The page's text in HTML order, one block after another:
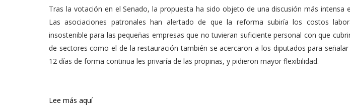
Tras la votación en el Senado, la propuesta ha sido objeto de una discusión más intensa
Las asociaciones patronales han alertado de que la reforma subiría los costos
insostenible para las pequeñas empresas que no tuvieran suficiente personal con que
de sectores como el de la restauración también se acercaron a los diputados para
12 días de forma continua les privaría de las propinas, y pidieron mayor flexibilidad.
Lee más aquí